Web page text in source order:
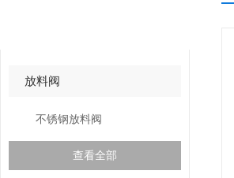
放料阀
不锈钢放料阀
查看全部